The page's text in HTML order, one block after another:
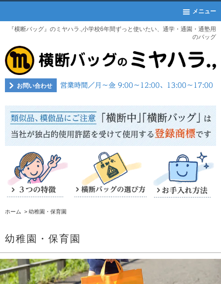
メニュー
『横断バッグ』のミヤハラ.,小学校6年間ずっと使いたい、通学・通園・通塾用
のバッグ
お問い合わせ
ホーム > 幼稚園・保育園
幼稚園・保育園